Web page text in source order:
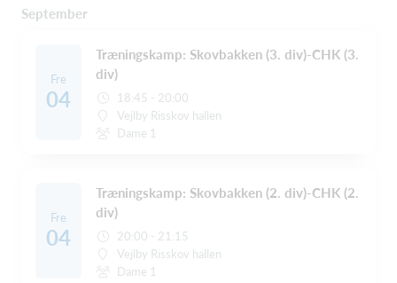
September
Fre
04
Træningskamp: Skovbakken (3. div)-CHK (3.
div)
18:45 - 20:00
Vejlby Risskov hallen
Dame 1
Fre
04
Træningskamp: Skovbakken (2. div)-CHK (2.
div)
20:00 - 21:15
Vejlby Risskov hallen
Dame 1